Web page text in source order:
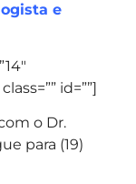
e
id=””]
o Dr.
para (19)